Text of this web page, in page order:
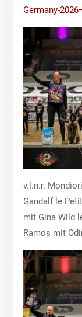
Germany-
v.l.n.r.
Gandalf le
mit Gina Wild
Ramos mit